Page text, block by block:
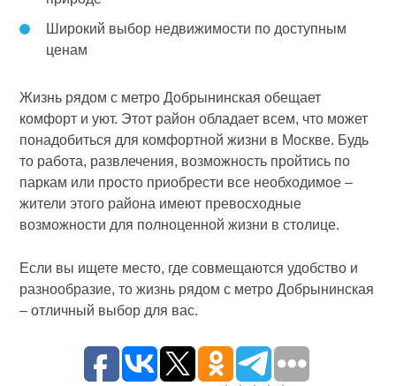
Широкий выбор недвижимости по доступным
ценам
Жизнь рядом с метро Добрынинская обещает
комфорт и уют. Этот район обладает всем, что может
понадобиться для комфортной жизни в Москве. Будь
то работа, развлечения, возможность пройтись по
паркам или просто приобрести все необходимое –
жители этого района имеют превосходные
возможности для полноценной жизни в столице.
Если вы ищете место, где совмещаются удобство и
разнообразие, то жизнь рядом с метро Добрынинская
– отличный выбор для вас.